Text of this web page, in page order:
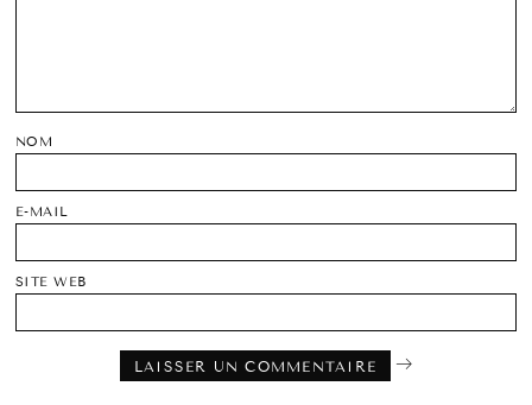
NOM
E-MAIL
SITE WEB